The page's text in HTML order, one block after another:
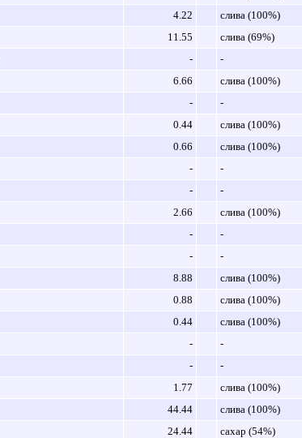
4.22
слива (100%)
11.55
слива (69%)
-
-
6.66
слива (100%)
-
-
0.44
слива (100%)
0.66
слива (100%)
-
-
-
-
2.66
слива (100%)
-
-
-
-
8.88
слива (100%)
0.88
слива (100%)
0.44
слива (100%)
-
-
-
-
1.77
слива (100%)
44.44
слива (100%)
24.44
сахар (54%)